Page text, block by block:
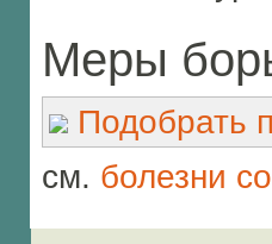
Меры
Подобрать
см. болезни